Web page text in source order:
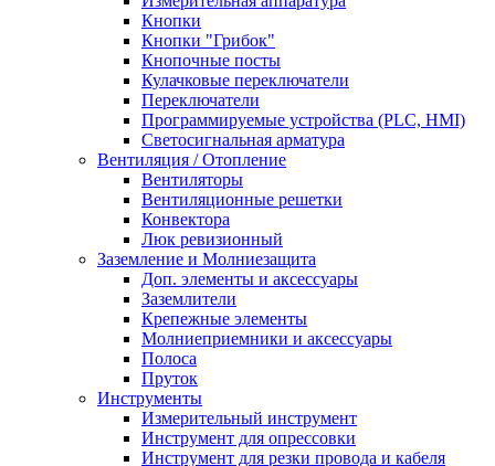
Кнопки
Кнопки "Грибок"
Кнопочные посты
Кулачковые переключатели
Переключатели
Программируемые устройства (PLC, HMI)
Светосигнальная арматура
Вентиляция / Отопление
Вентиляторы
Вентиляционные решетки
Конвектора
Люк ревизионный
Заземление и Молниезащита
Доп. элементы и аксессуары
Заземлители
Крепежные элементы
Молниеприемники и аксессуары
Полоса
Пруток
Инструменты
Измерительный инструмент
Инструмент для опрессовки
Инструмент для резки провода и кабеля